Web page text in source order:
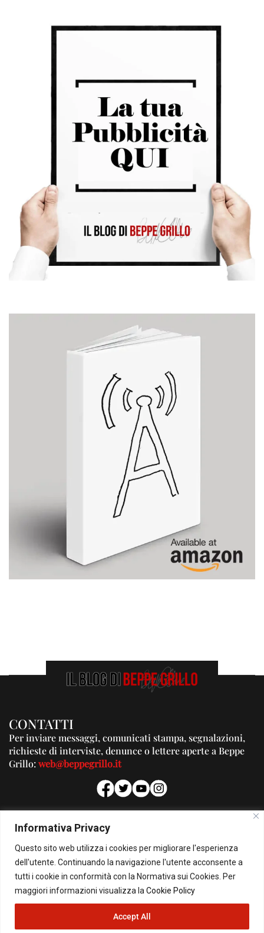
Informativa Privacy
Questo sito web utilizza i cookies per migliorare l'esperienza
dell'utente. Continuando la navigazione l'utente acconsente a
tutti i cookie in conformità con la Normativa sui Cookies. Per
maggiori informazioni visualizza la Cookie Policy
Accept All
CONTATTI
Per inviare messaggi, comunicati stampa, segnalazioni,
richieste di interviste, denunce o lettere aperte a Beppe
Grillo:web@beppegrillo.it
PUBBLICITA'
Per la tua pubblicità su questo Blog:
pubblicita@beppegrillo.it
© Copyright 2026 - Il Blog di Beppe Grillo. All Rights Reserved - Powered by
happygrafic.com